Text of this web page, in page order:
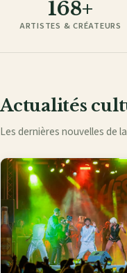
168+
ARTISTES & CRÉATEURS
Actualités
Les dernières nouvelles de